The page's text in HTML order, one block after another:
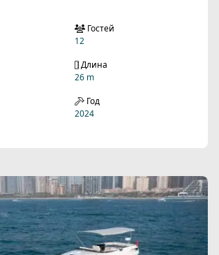
Гостей
12
Длина
26 m
Год
2024